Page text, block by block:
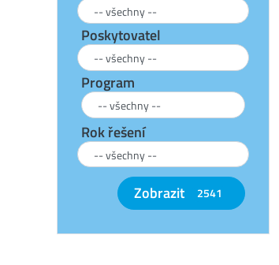
Poskytovatel
Program
Rok řešení
Zobrazit 2541